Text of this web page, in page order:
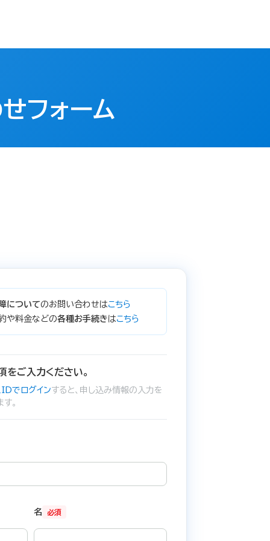
フォーム
についてのお問い合わせはこちら
や料金などの各種お手続きはこちら
をご入力ください。
でログインすると、申し込み情報の入力を
。
必須
名